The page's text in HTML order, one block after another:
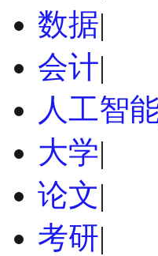
数据|
会计|
人工智
大学|
论文|
考研|